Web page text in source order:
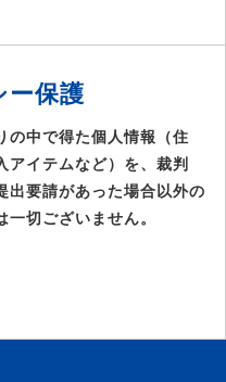
ー保護
の中で得た個人情報（住
アイテムなど）を、裁判
出要請があった場合以外の
切ございません。